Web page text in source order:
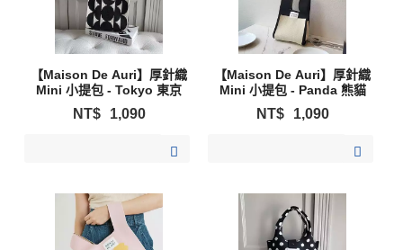
【Maison De Auri】厚針織
Mini 小提包 - Tokyo 東京
NT$ 1,090
【Maison De Auri】厚針織
Mini 小提包 - Panda 熊貓
NT$ 1,090